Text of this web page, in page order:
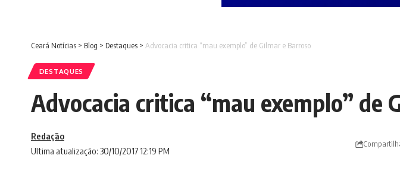
Ceará Notícias > Blog > Destaques > Advocacia critica “mau exemplo” de Gilmar e Barroso
DESTAQUES
Advocacia critica “mau exemplo” de
Ultima atualização: 30/10/2017 12:19 PM
Redação